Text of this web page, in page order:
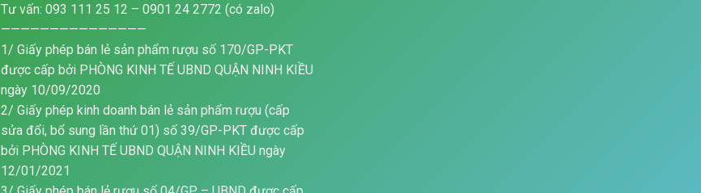
Tư vấn: 093 111 25 12 – 0901 24 2772 (có zalo)
———————————————
1/ Giấy phép bán lẻ sản phẩm rượu số 170/GP-PKT
được cấp bởi PHÒNG KINH TẾ UBND QUẬN NINH KIỀU
ngày 10/09/2020
2/ Giấy phép kinh doanh bán lẻ sản phẩm rượu (cấp
sửa đổi, bổ sung lần thứ 01) số 39/GP-PKT được cấp
bởi PHÒNG KINH TẾ UBND QUẬN NINH KIỀU ngày
12/01/2021